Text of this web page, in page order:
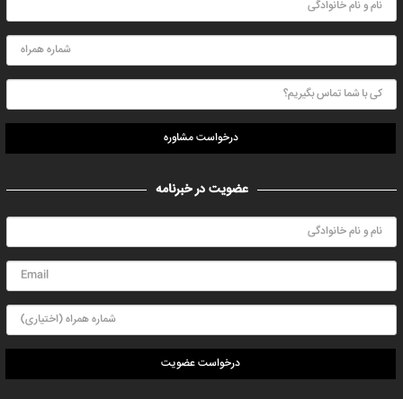
درخواست مشاوره
عضویت در خبرنامه
درخواست عضویت